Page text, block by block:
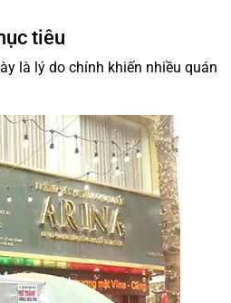
tiêu
là lý do chính khiến nhiều quán